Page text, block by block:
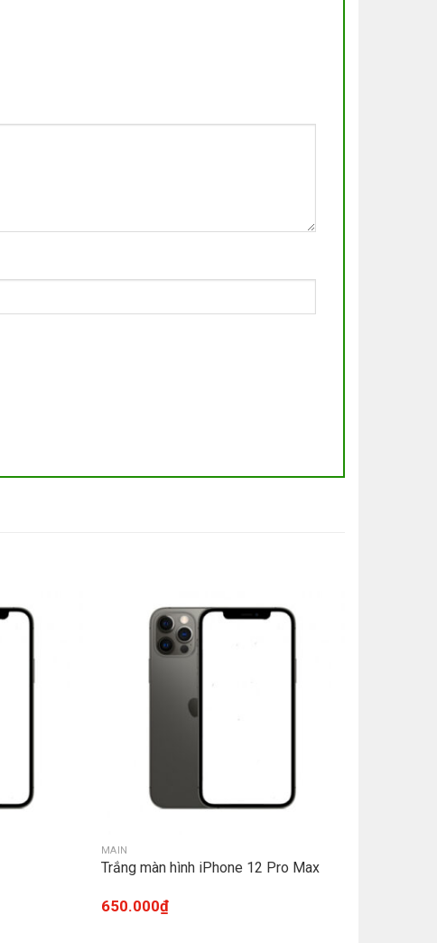
MAIN
Trắng màn hình iPhone 12 Pro Max
650.000₫